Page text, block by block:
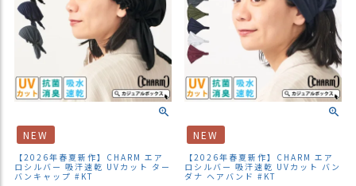
NEW
【2026年春夏新作】CHARM エア
ロシルバー 吸汗速乾 UVカット ター
バンキャップ #KT
NEW
【2026年春夏新作】CHARM エア
ロシルバー 吸汗速乾 UVカット バン
ダナ ヘアバンド #KT